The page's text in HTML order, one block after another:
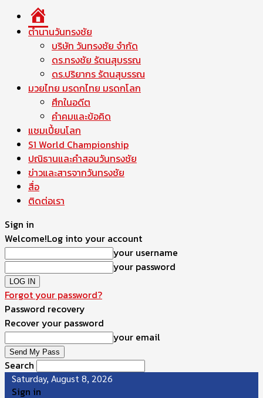
แรก
ตำนานวันทรงชัย
บริษัท วันทรงชัย จำกัด
ดร.ทรงชัย รัตนสุบรรณ
ดร.ปริยากร รัตนสุบรรณ
มวยไทย มรดกไทย มรดกโลก
ศึกในอดีต
คำคมและข้อคิด
แชมเปี้ยนโลก
S1 World Championship
ปณิธานและคำสอนวันทรงชัย
ข่าวและสารจากวันทรงชัย
สื่อ
ติดต่อเรา
Sign in
Welcome!Log into your account
your username
your password
Forgot your password?
Password recovery
Recover your password
your email
Search
Saturday, August 8, 2026
Sign in